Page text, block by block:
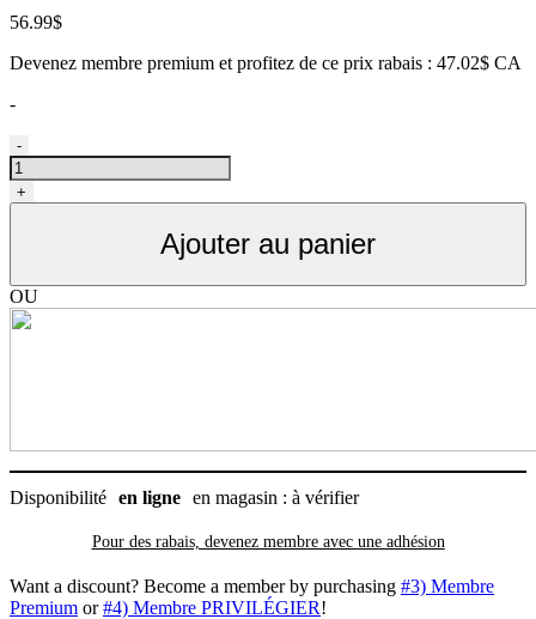
56.99$
Devenez membre premium et profitez de ce prix rabais : 47.02$ CA
-
quantité
de
Brosse
pour
petit
chien
-
+
Ajouter au panier
OU
Disponibilité en ligne en magasin : à vérifier
Pour des rabais, devenez membre avec une adhésion
Want a discount? Become a member by purchasing #3) Membre
Premium or#4) Membre PRIVILÉGIER!